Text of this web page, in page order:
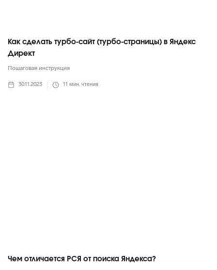
Как сделать турбо-сайт (турбо-страницы) в Яндекс
Директ
Пошаговая инструкция
30.11.2023 11 мин. чтения
Чем отличается РСЯ от поиска Яндекса?